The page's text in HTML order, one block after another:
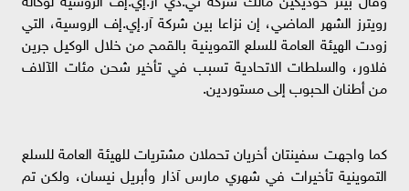
رويترز الشهر الماضي، إن نزاعا بين شركة آر.إي.إف الروسية، التي
زودت الهيئة العامة للسلع التموينية بالقمح من خلال الوكيل جرين
فلاور، والسلطات الاتحادية تسبب في تأخير شحن مئات الآلاف
من أطنان الحبوب إلى مستوردين.
كما واجهت سفينتان أخريان تحملان مشتريات للهيئة العامة للسلع
التموينية تأخيرات في شهري مارس آذار وأبريل نيسان، ولكن تم